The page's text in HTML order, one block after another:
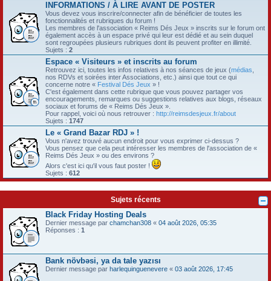
INFORMATIONS / À LIRE AVANT DE POSTER
Vous devez vous inscrire/connecter afin de bénéficier de toutes les
fonctionnalités et rubriques du forum !
Les membres de l'association « Reims Dés Jeux » inscrits sur le forum ont
également accès à un espace privé qui leur est dédié et au sein duquel
sont regroupées plusieurs rubriques dont ils peuvent profiter en illimité.
Sujets : 2
Espace « Visiteurs » et inscrits au forum
Retrouvez ici, toutes les infos relatives à nos séances de jeux (médias
nos RDVs et soirées inter Associations, etc.) ainsi que tout ce qui
concerne notre « Festival Dés Jeux » !
C'est également dans cette rubrique que vous pouvez partager vos
encouragements, remarques ou suggestions relatives aux blogs, réseaux
sociaux et forums de « Reims Dés Jeux ».
Pour rappel, voici où nous retrouver : http://reimsdesjeux.fr/about
Sujets : 1747
Le « Grand Bazar RDJ » !
Vous n'avez trouvé aucun endroit pour vous exprimer ci-dessus ?
Vous pensez que cela peut intéresser les membres de l'association de «
Reims Dés Jeux » ou des environs ?
Alors c'est ici qu'il vous faut poster !
Sujets : 612
Sujets récents
Black Friday Hosting Deals
Dernier message par chamchan308 « 04 août 2026, 05:35
Réponses : 1
Bank növbəsi, ya da tale yazısı
Dernier message par harlequinguenevere « 03 août 2026, 17:45